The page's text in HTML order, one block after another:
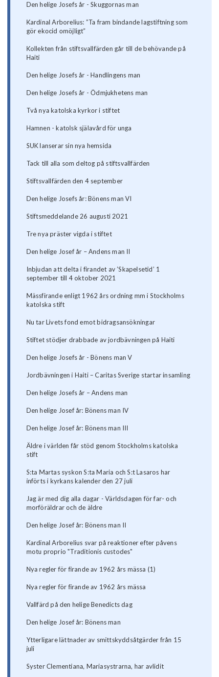
Den helige Josefs år - Skuggornas man
Kardinal Arborelius: ”Ta fram bindande lagstiftning som
gör ekocid omöjligt”
Kollekten från stiftsvallfärden går till de behövande på
Haiti
Den helige Josefs år - Handlingens man
Den helige Josefs år - Ödmjukhetens man
Två nya katolska kyrkor i stiftet
Hamnen - katolsk själavård för unga
SUK lanserar sin nya hemsida
Tack till alla som deltog på stiftsvallfärden
Stiftsvallfärden den 4 september
Den helige Josefs år: Bönens man VI
Stiftsmeddelande 26 augusti 2021
Tre nya präster vigda i stiftet
Den helige Josef år – Andens man II
Inbjudan att delta i firandet av ’Skapelsetid’ 1
september till 4 oktober 2021
Mässfirande enligt 1962 års ordning mm i Stockholms
katolska stift
Nu tar Livets fond emot bidragsansökningar
Stiftet stödjer drabbade av jordbävningen på Haiti
Den helige Josefs år - Bönens man V
Jordbävningen i Haiti – Caritas Sverige startar insamling
Den helige Josefs år – Andens man
Den helige Josef år: Bönens man IV
Den helige Josef år: Bönens man III
Äldre i världen får stöd genom Stockholms katolska
stift
S:ta Martas syskon S:ta Maria och S:t Lasaros har
införts i kyrkans kalender den 27 juli
Jag är med dig alla dagar - Världsdagen för far- och
morföräldrar och de äldre
Den helige Josef år: Bönens man II
Kardinal Arborelius svar på reaktioner efter påvens
motu proprio "Traditionis custodes"
Nya regler för firande av 1962 års mässa (1)
Nya regler för firande av 1962 års mässa
Vallfärd på den helige Benedicts dag
Den helige Josef år: Bönens man
Ytterligare lättnader av smittskyddsåtgärder från 15
juli
Syster Clementiana, Mariasystrarna, har avlidit